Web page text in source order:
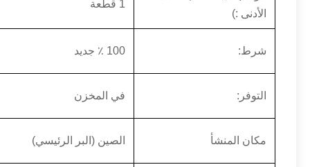
الأدنى :)
1 قطعة
شرط: 100 ٪ جديد
التوفر: في المخزن
مكان المنشأ الصين (البر الرئيسي)